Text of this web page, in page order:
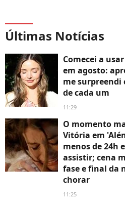
Últimas Notícias
Comecei a
em agosto:
me surpreendi
de cada um
11:29
O momento
Vitória em
menos de 24h
assistir; cena
fase e final da
chorar
11:25